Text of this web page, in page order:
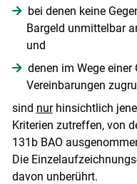
bei denen keine
Bargeld unmittelbar
und
denen im Wege
Vereinbarungen
sind nurhinsichtlich
Kriterien zutreffen, von
131b BAO
Die
davon unberührt.